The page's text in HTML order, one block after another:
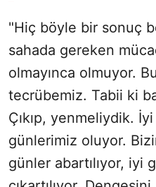
"Hiç böyle bir sonuç
sahada gereken
olmayınca olmuyor.
tecrübemiz. Tabii ki
Çıkıp, yenmeliydik.
günlerimiz oluyor.
günler abartılıyor, iyi